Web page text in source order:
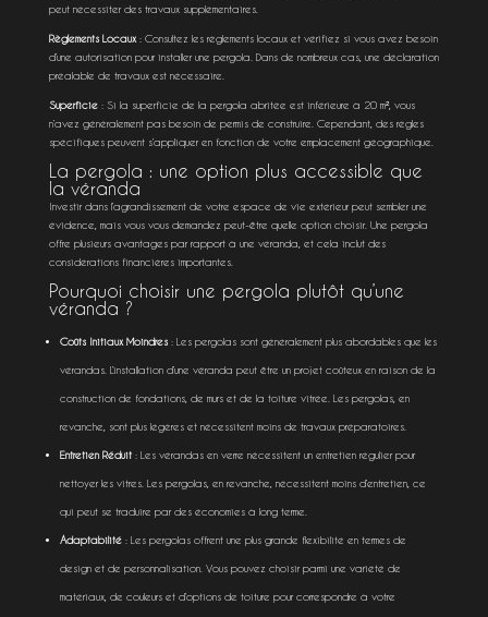
peut nécessiter des travaux supplémentaires.
Règlements Locaux: Consultez les règlements locaux et vérifiez si vous avez besoin
d’une autorisation pour installer une pergola. Dans de nombreux cas, une déclaration
préalable de travaux est nécessaire.
Superficie: Si la superficie de la pergola abritée est inférieure à 20 m², vous
n’avez généralement pas besoin de permis de construire. Cependant, des règles
spécifiques peuvent s’appliquer en fonction de votre emplacement géographique.
La pergola : une option plus accessible que
la véranda
Investir dans l’agrandissement de votre espace de vie extérieur peut sembler une
évidence, mais vous vous demandez peut-être quelle option choisir. Une pergola
offre plusieurs avantages par rapport à une véranda, et cela inclut des
considérations financières importantes.
Pourquoi choisir une pergola plutôt qu’une
véranda ?
Coûts Initiaux Moindres: Les pergolas sont généralement plus abordables que les
vérandas. L’installation d’une véranda peut être un projet coûteux en raison de la
construction de fondations, de murs et de la toiture vitrée. Les pergolas, en
revanche, sont plus légères et nécessitent moins de travaux préparatoires.
Entretien Réduit: Les vérandas en verre nécessitent un entretien régulier pour
nettoyer les vitres. Les pergolas, en revanche, nécessitent moins d’entretien, ce
qui peut se traduire par des économies à long terme.
Adaptabilité: Les pergolas offrent une plus grande flexibilité en termes de
design et de personnalisation. Vous pouvez choisir parmi une variété de
matériaux, de couleurs et d’options de toiture pour correspondre à votre